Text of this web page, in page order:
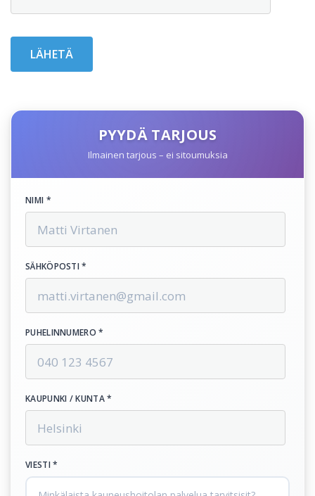
PYYDÄ TARJOUS
Ilmainen tarjous – ei sitoumuksia
NIMI *
SÄHKÖPOSTI *
PUHELINNUMERO *
KAUPUNKI / KUNTA *
VIESTI *